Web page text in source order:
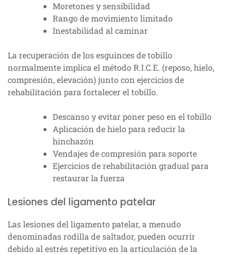
Moretones y sensibilidad
Rango de movimiento limitado
Inestabilidad al caminar
La recuperación de los esguinces de tobillo
normalmente implica el método R.I.C.E. (reposo, hielo,
compresión, elevación) junto con ejercicios de
rehabilitación para fortalecer el tobillo.
Descanso y evitar poner peso en el tobillo
Aplicación de hielo para reducir la
hinchazón
Vendajes de compresión para soporte
Ejercicios de rehabilitación gradual para
restaurar la fuerza
Lesiones del ligamento patelar
Las lesiones del ligamento patelar, a menudo
denominadas rodilla de saltador, pueden ocurrir
debido al estrés repetitivo en la articulación de la